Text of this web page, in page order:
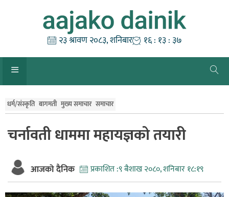
२३ श्रावण २०८३, शनिबार १६ : १३ : ३८
धर्म/संस्कृति बागमती मुख्य समाचार समाचार
चर्नावती धाममा महायज्ञको तयारी
आजको दैनिक प्रकाशित :९ बैशाख २०८०, शनिबार १८:१९